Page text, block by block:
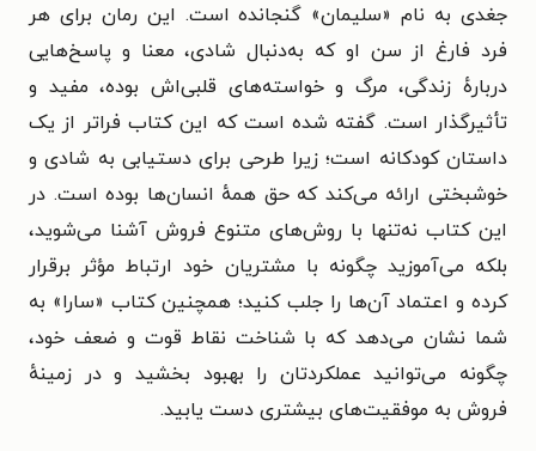
جغدی به نام «سلیمان» گنجانده است. این رمان برای هر
فرد فارغ از سن او که به‌دنبال شادی، معنا و پاسخ‌هایی
دربارهٔ زندگی، مرگ و خواسته‌های قلبی‌اش بوده، مفید و
تأثیرگذار است. گفته شده است که این کتاب فراتر از یک
داستان کودکانه است؛ زیرا طرحی برای دستیابی به شادی و
خوشبختی ارائه می‌کند که حق همهٔ انسان‌ها بوده است. در
این کتاب نه‌تنها با روش‌های متنوع فروش آشنا می‌شوید،
بلکه می‌آموزید چگونه با مشتریان خود ارتباط مؤثر برقرار
کرده و اعتماد آن‌ها را جلب کنید؛ همچنین کتاب «سارا» به
شما نشان می‌دهد که با شناخت نقاط قوت و ضعف خود،
چگونه می‌توانید عملکردتان را بهبود بخشید و در زمینهٔ
فروش به موفقیت‌های بیشتری دست یابید.